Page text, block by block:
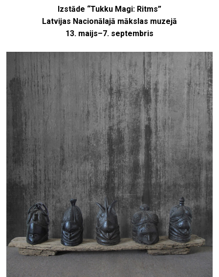
par
meklēt
Izstāde “Tukku Magi: Ritms”
Latvijas Nacionālajā mākslas muzejā
13. maijs–7. septembris